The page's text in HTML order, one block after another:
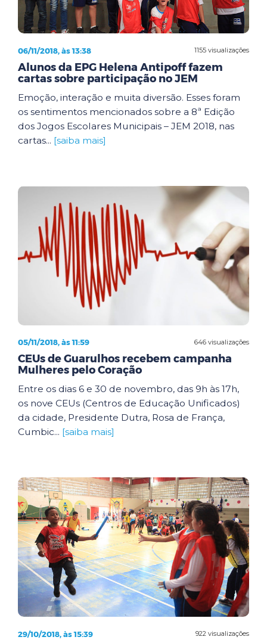
1155 visualizações
06/11/2018, às 13:38
Alunos da EPG Helena Antipoff fazem
cartas sobre participação no JEM
Emoção, interação e muita diversão. Esses foram
os sentimentos mencionados sobre a 8ª Edição
dos Jogos Escolares Municipais – JEM 2018, nas
cartas... [saiba mais]
646 visualizações
05/11/2018, às 11:59
CEUs de Guarulhos recebem campanha
Mulheres pelo Coração
Entre os dias 6 e 30 de novembro, das 9h às 17h,
os nove CEUs (Centros de Educação Unificados)
da cidade, Presidente Dutra, Rosa de França,
Cumbic... [saiba mais]
922 visualizações
29/10/2018, às 15:39